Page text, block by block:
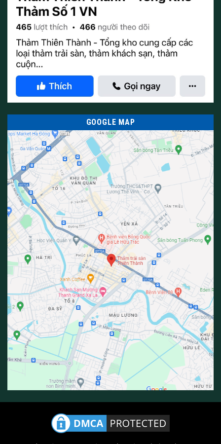
Bạn hãy theo dõi Website thamthienthanh
Thiên Thành để được cập nhật nhiều thông tin hữu ích hơn
nhé.
___________________________________________________
Thảm Thiên Thành
Hotline: 0386248321
Fanpage:Thảm Thiên Thành
0/5(0 Reviews)
0/5(0 Reviews)
0/5(0 Reviews)
GOOGLE MAP